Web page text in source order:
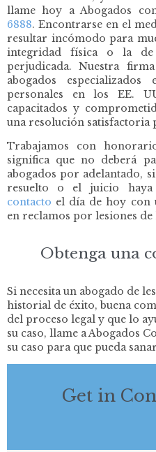
llame hoy a Abogados
6888. Encontrarse en el
resultar incómodo para
integridad física o la
perjudicada. Nuestra
abogados
personales en los EE.
capacitados y
una resolución satisfactoria
Trabajamos con
significa que no deberá
abogados por adelantado,
resuelto o el juicio haya
contacto el día de hoy con
en reclamos por lesiones
Obtenga una
Si necesita un abogado de
historial de éxito, buena
del proceso legal y que lo
su caso, llame a Abogados
su caso para que pueda
Get in